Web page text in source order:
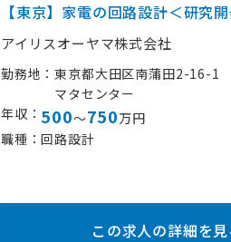
【東京】家電の回路設計＜研究
アイリスオーヤマ株式会社
勤務地
東京都大田区南蒲田2-16-1
マタセンター
年収
500～750万円
職種
回路設計
この求人の詳細を見